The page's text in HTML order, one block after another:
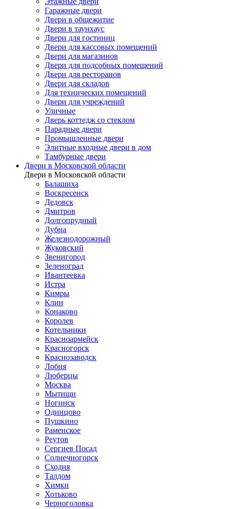
Гаражные двери
Двери в общежитие
Двери в таунхаус
Двери для гостиниц
Двери для кассовых помещений
Двери для магазинов
Двери для подсобных помещений
Двери для ресторанов
Двери для складов
Для технических помещений
Двери для учреждений
Уличные
Дверь коттедж со стеклом
Парадные двери
Промышленные двери
Элитные входные двери в дом
Тамбурные двери
Двери в Московской области
Двери в Московской области
Балашиха
Воскресенск
Дедовск
Дмитров
Долгопрудный
Дубна
Железнодорожный
Жуковский
Звенигород
Зеленоград
Ивантеевка
Истра
Кимры
Клин
Конаково
Королев
Котельники
Красноармейск
Красногорск
Краснозаводск
Лобня
Люберцы
Москва
Мытищи
Ногинск
Одинцово
Пушкино
Раменское
Реутов
Сергиев Посад
Солнечногорск
Сходня
Талдом
Химки
Хотьково
Черноголовка